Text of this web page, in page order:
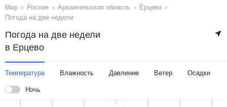
Мир Россия Архангельская область
Ерцево
Погода на две недели
Погода на две недели
в Ерцево
Температура Влажность Давление Ветер Осадки
Ночь